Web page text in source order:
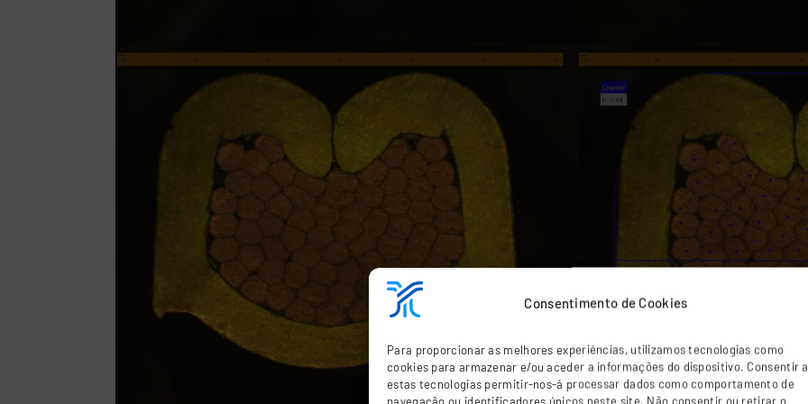
Consentimento de Cookies
Para proporcionar as melhores experiências, utilizamos tecnologias como
cookies para armazenar e/ou aceder a informações do dispositivo. Consentir a
estas tecnologias permitir-nos-á processar dados como comportamento de
navegação ou identificadores únicos neste site. Não consentir ou retirar o